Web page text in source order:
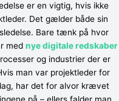
er en vigtig, hvis ikke
Det gælder både sin
Bare tænk på hvor
med nye digitale redskaber
og industrier der er
man var projektleder for
har det for alvor krævet